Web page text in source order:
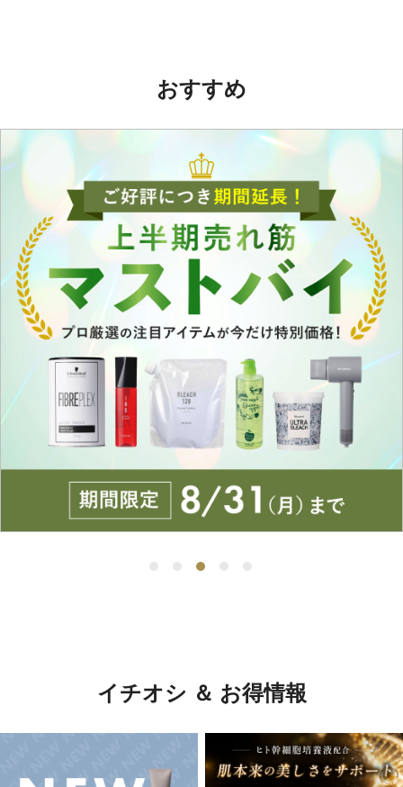
おすすめ
イチオシ ＆ お得情報